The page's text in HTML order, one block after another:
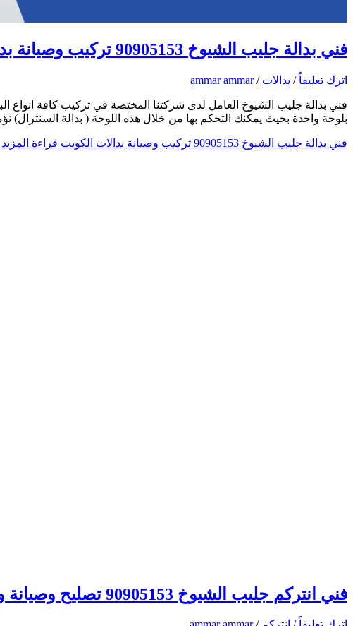
فني بدالة جليب الشيوخ 90905153 تركيب وصيانة بدالات الكويت
اترك تعليقاً / بدالات /
ammar ammar
فني بدالة جليب الشيوخ العامل لدى شركتنا المختصة في تركيب كافة انواع
بلوحة واحدة بحيث يمكنك التحكم بها من خلال هذه اللوحة ( بدالة
فني بدالة جليب الشيوخ 90905153 تركيب وصيانة بدالات الكويت قراءة
فني انتركم جليب الشيوخ 90905153 تصليح وصيانة وتركيب انتركم وبدالة الكويت